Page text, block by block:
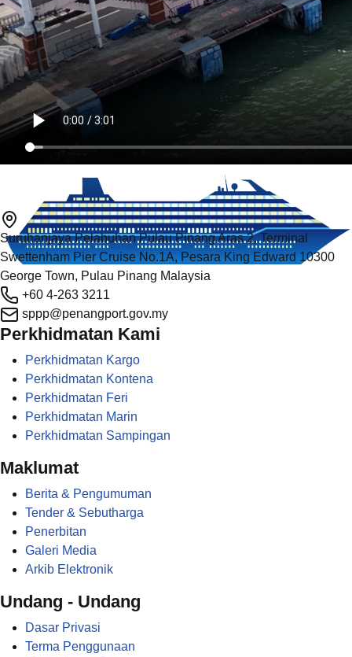
Suruhanjaya Pelabuhan Pulau Pinang Aras 2, Terminal
Swettenham Pier Cruise No.1A, Pesara King Edward 10300
George Town, Pulau Pinang Malaysia
+60 4-263 3211
sppp@penangport.gov.my
Perkhidmatan Kami
Perkhidmatan Kargo
Perkhidmatan Kontena
Perkhidmatan Feri
Perkhidmatan Marin
Perkhidmatan Sampingan
Maklumat
Berita & Pengumuman
Tender & Sebutharga
Penerbitan
Galeri Media
Arkib Elektronik
Undang - Undang
Dasar Privasi
Terma Penggunaan